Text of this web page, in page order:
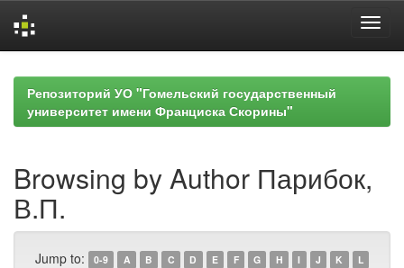
navigationРепозиторий УО "Гомельский государственный
университет имени Франциска Скорины"
Browsing by Author Парибок,
В.П.
Jump to: 0-9 A B C D E F G H I J K
L